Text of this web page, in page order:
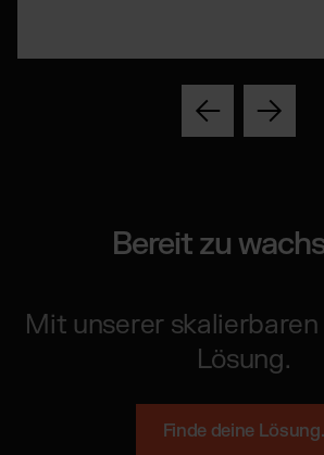
Bereit zu
Mit unserer
Lösung.
Finde deine Lösung.